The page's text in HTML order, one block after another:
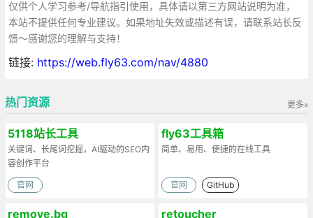
仅供个人学习参考/导航指引使用，具体请以第三方网站说明为准，
本站不提供任何专业建议。如果地址失效或描述有误，请联系站长反
馈～感谢您的理解与支持！
链接: https://web.fly63.com/nav/4880
更多»
热门资源
5118站长工具
关键词、长尾词挖掘，AI驱动的SEO内
容创作平台
官网
fly63工具箱
简单、易用、便捷的在线工具
官网 GitHub
remove.bg retoucher